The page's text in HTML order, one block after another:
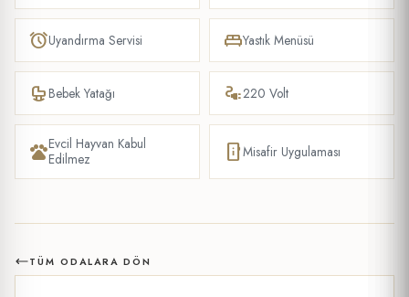
alarmUyandırma Servisi king_bedYastık Menüsü
crib Bebek Yatağı electrical_services220 Volt
petsEvcil Hayvan Kabul
Edilmez
mobile_infoMisafir Uygulaması
TÜM ODALARA DÖN